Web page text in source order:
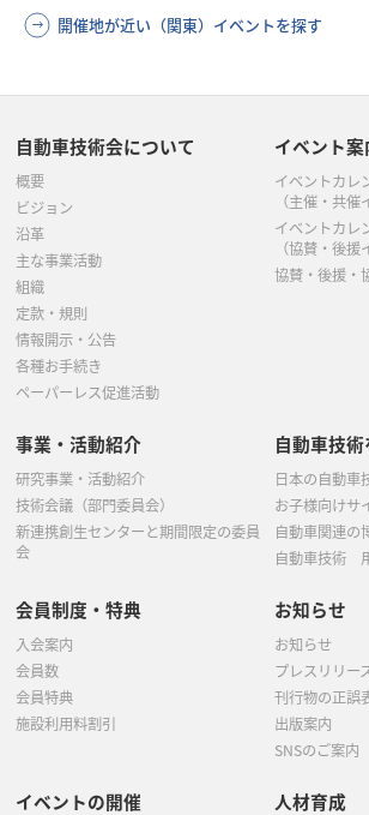
開催地が近い（関東）イベントを探す
自動車技術会について
概要
ビジョン
沿革
主な事業活動
組織
定款・規則
情報開示・公告
各種お手続き
ペーパーレス促進活動
イベント案
イベントカレ
（主催・共催
イベントカレ
（協賛・後援
協賛・後援・
事業・活動紹介
研究事業・活動紹介
技術会議（部門委員会）
新連携創生センターと期間限定の委員
会
自動車技術
日本の自動車
お子様向けサ
自動車関連の
自動車技術
会員制度・特典
入会案内
会員数
会員特典
施設利用料割引
お知らせ
お知らせ
プレスリリー
刊行物の正誤
出版案内
SNSのご案内
イベントの開催 人材育成